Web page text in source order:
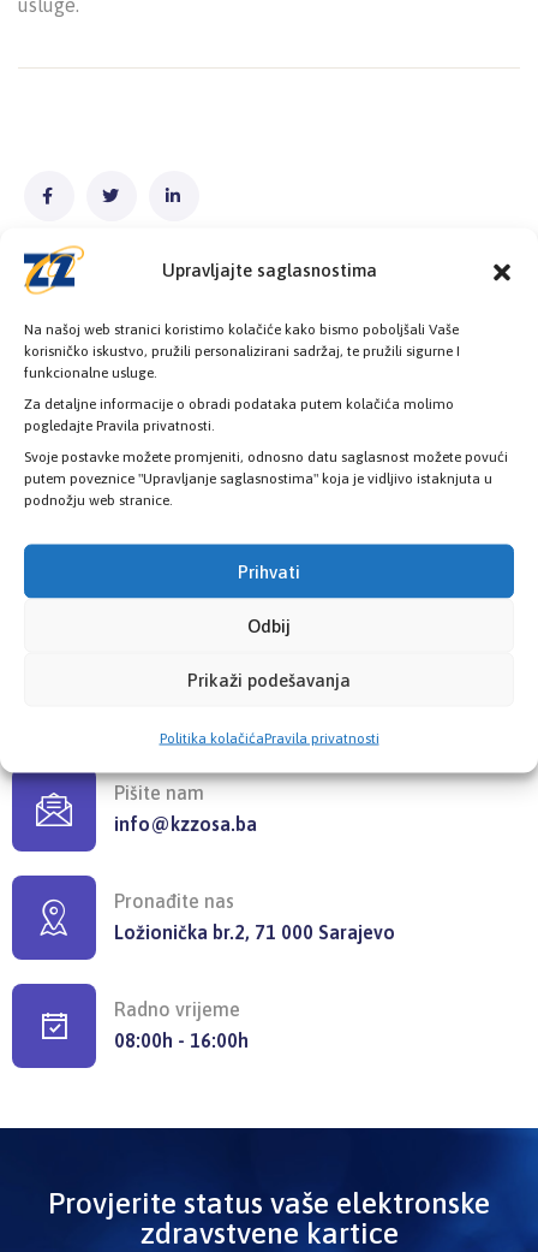
Upravljajte saglasnostima
Na našoj web stranici koristimo kolačiće kako bismo poboljšali Vaše
korisničko iskustvo, pružili personalizirani sadržaj, te pružili sigurne I
funkcionalne usluge.
Za detaljne informacije o obradi podataka putem kolačića molimo
pogledajte Pravila privatnosti.
Svoje postavke možete promjeniti, odnosno datu saglasnost možete povući
putem poveznice "Upravljanje saglasnostima" koja je vidljivo istaknjuta u
podnožju web stranice.
Prihvati
Odbij
Prikaži podešavanja
Politika kolačićaPravila privatnosti
usluge.
Poslovnice
Šest poslovnica zdravstvenog osiguranja
KONTAKT INFORMACIJE
Pozovite nas
+387 33 725 257
Pišite nam
info@kzzosa.ba
Pronađite nas
Ložionička br.2, 71 000 Sarajevo
Radno vrijeme
08:00h - 16:00h
Provjerite status vaše elektronske
zdravstvene kartice